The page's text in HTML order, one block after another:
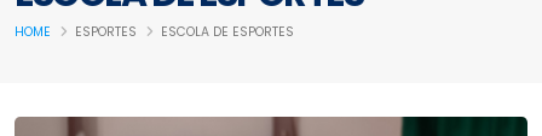
HOME ESPORTES ESCOLA DE ESPORTES